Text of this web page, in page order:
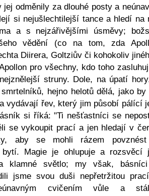
jej odměnily za dlouhé posty a
si nejušlechtilejší tance a hledí na
a s nejzářivějšími úsměvy;
vědění (co na tom, zda
Diirera, Goltziův či kohokoliv
pro všechny, kdo toho
struny. Dole, na úpatí
hejno helotů dělá, jako by
vydávají řev, který jim působí pálící
si říká: "Ti nešťastníci se
se vykoupit prací a jen hledají v
aby se mohli rázem
bytí. Magie je ohlupuje a rozsvěcí
klamné světlo; my však,
jsme svou duši nepřetržitou
cvičením vůle a